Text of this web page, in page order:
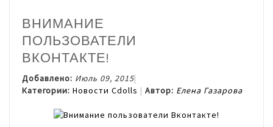
ВНИМАНИЕ
ПОЛЬЗОВАТЕЛИ
ВКОНТАКТЕ!
Добавлено: Июль 09, 2015
Категории: Новости Cdolls Автор: Елена Газарова